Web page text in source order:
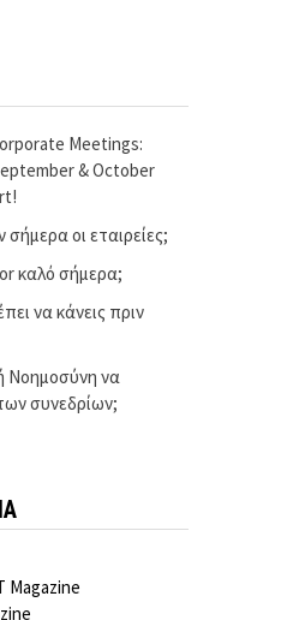
Meetings:
& October
οι εταιρείες;
καλό σήμερα;
να κάνεις πριν
Νοημοσύνη να
συνεδρίων;
Magazine